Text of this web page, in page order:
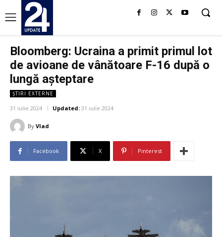
Bloomberg: Ucraina a primit primul lot
de avioane de vânătoare F-16 după o
lungă așteptare
ȘTIRI EXTERNE
31 iulie 2024 Updated: 31 iulie 2024
By Vlad
Facebook X Pinterest